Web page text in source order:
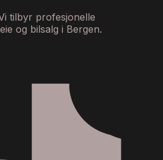
tilbyr profesjonelle
og bilsalg i Bergen.